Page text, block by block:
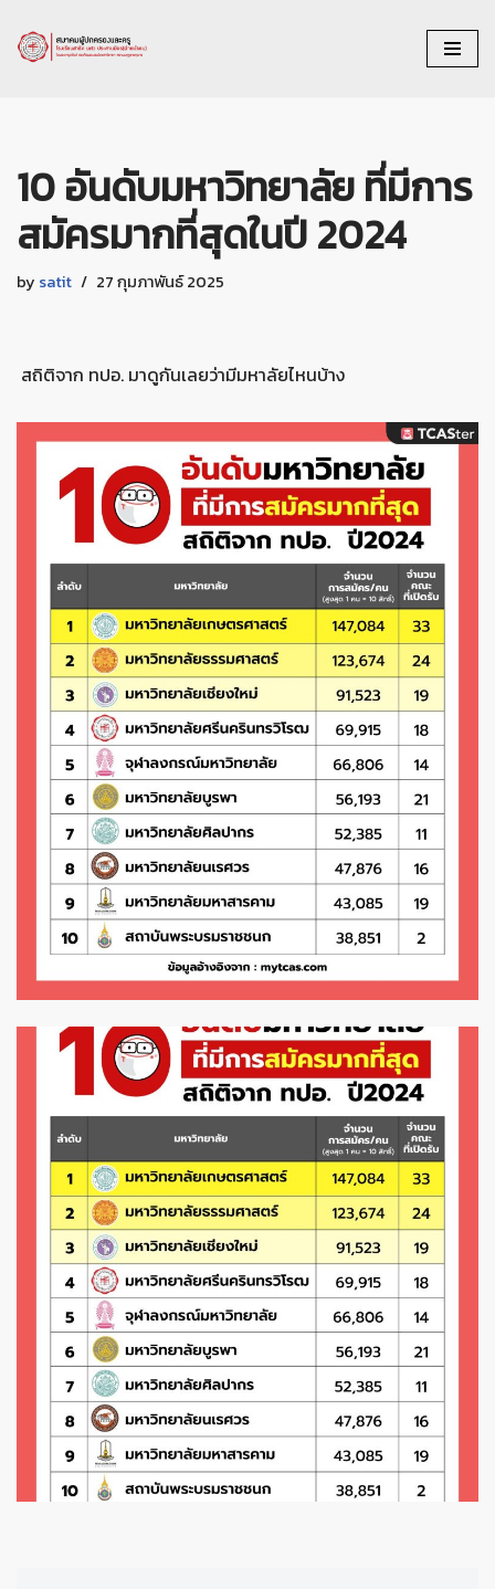
Skip
10 อันดับมหาวิทยาลัย ที่มีการ
สมัครมากที่สุดในปี 2024
by satit 27 กุมภาพันธ์ 2025
สถิติจาก ทปอ. มาดูกันเลยว่ามีมหาลัยไหนบ้าง